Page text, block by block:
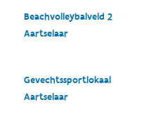
Beachvolleybalveld 2
Aartselaar
Gevechtssportlokaal
Aartselaar